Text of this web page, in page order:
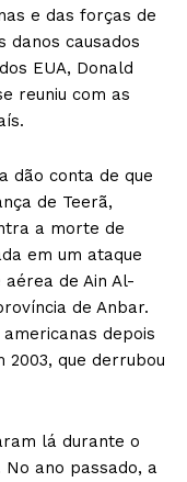
e das forças de
danos causados
EUA, Donald
reuniu com as
dão conta de que
de Teerã,
a morte de
em um ataque
de Ain Al-
de Anbar.
depois
2003, que derrubou
lá durante o
ano passado, a